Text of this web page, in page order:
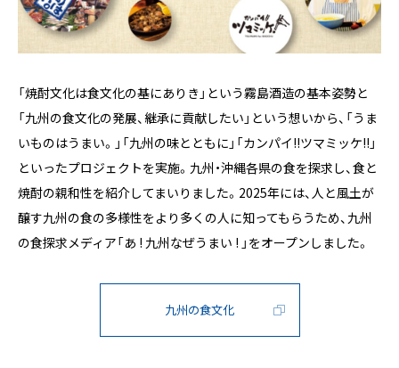
「焼酎文化は食文化の基にありき」という霧島酒造の基本姿勢と
「九州の食文化の発展、継承に貢献したい」という想いから、「うま
いものはうまい。」「九州の味とともに」「カンパイ!!ツマミッケ!!」
といったプロジェクトを実施。九州・沖縄各県の食を探求し、食と
焼酎の親和性を紹介してまいりました。2025年には、人と風土が
醸す九州の食の多様性をより多くの人に知ってもらうため、九州
の食探求メディア「あ ! 九州なぜうまい ! 」をオープンしました。
九州の食文化